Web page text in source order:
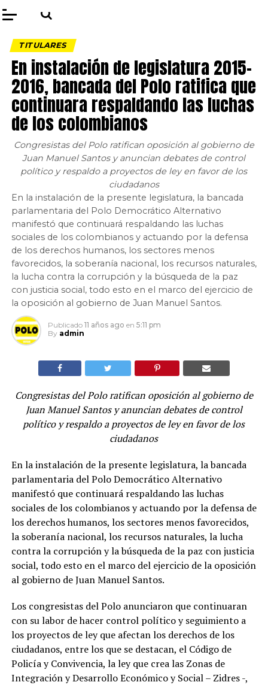
TITULARES
En instalación de legislatura 2015-
2016, bancada del Polo ratifica que
continuara respaldando las luchas
de los colombianos
Congresistas del Polo ratifican oposición al gobierno de
Juan Manuel Santos y anuncian debates de control
político y respaldo a proyectos de ley en favor de los
ciudadanos
En la instalación de la presente legislatura, la bancada
parlamentaria del Polo Democrático Alternativo
manifestó que continuará respaldando las luchas
sociales de los colombianos y actuando por la defensa
de los derechos humanos, los sectores menos
favorecidos, la soberanía nacional, los recursos naturales,
la lucha contra la corrupción y la búsqueda de la paz
con justicia social, todo esto en el marco del ejercicio de
la oposición al gobierno de Juan Manuel Santos.
Publicado 11 años ago en 5:11 pm
By admin
Congresistas del Polo ratifican oposición al gobierno de
Juan Manuel Santos y anuncian debates de control
político y respaldo a proyectos de ley en favor de los
ciudadanos
En la instalación de la presente legislatura, la bancada
parlamentaria del Polo Democrático Alternativo
manifestó que continuará respaldando las luchas
sociales de los colombianos y actuando por la defensa de
los derechos humanos, los sectores menos favorecidos,
la soberanía nacional, los recursos naturales, la lucha
contra la corrupción y la búsqueda de la paz con justicia
social, todo esto en el marco del ejercicio de la oposición
al gobierno de Juan Manuel Santos.
Los congresistas del Polo anunciaron que continuaran
con su labor de hacer control político y seguimiento a
los proyectos de ley que afectan los derechos de los
ciudadanos, entre los que se destacan, el Código de
Policía y Convivencia, la ley que crea las Zonas de
Integración y Desarrollo Económico y Social – Zidres -,